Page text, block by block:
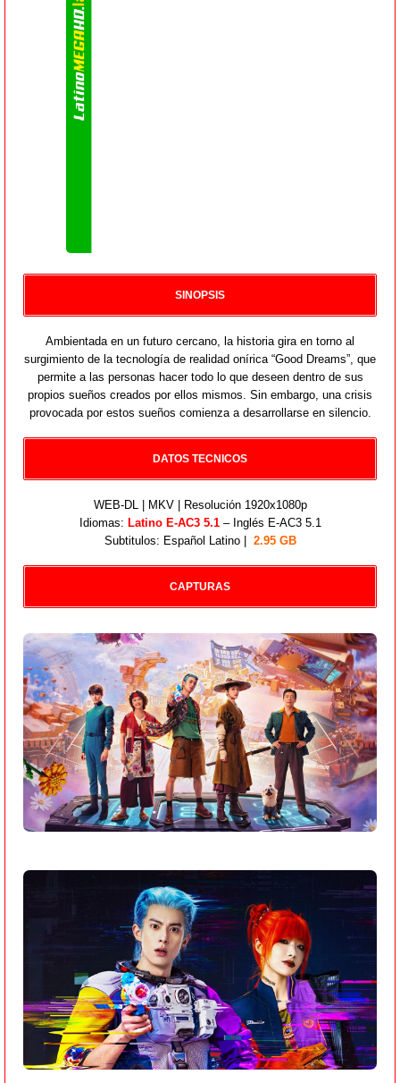
SINOPSIS
Ambientada en un futuro cercano, la historia gira en torno al
surgimiento de la tecnología de realidad onírica “Good Dreams”, que
permite a las personas hacer todo lo que deseen dentro de sus
propios sueños creados por ellos mismos. Sin embargo, una crisis
provocada por estos sueños comienza a desarrollarse en silencio.
DATOS TECNICOS
WEB-DL | MKV | Resolución 1920x1080p
Idiomas: Latino E-AC3 5.1– Inglés E-AC3 5.1
Subtitulos: Español Latino |
2.95 GB
CAPTURAS